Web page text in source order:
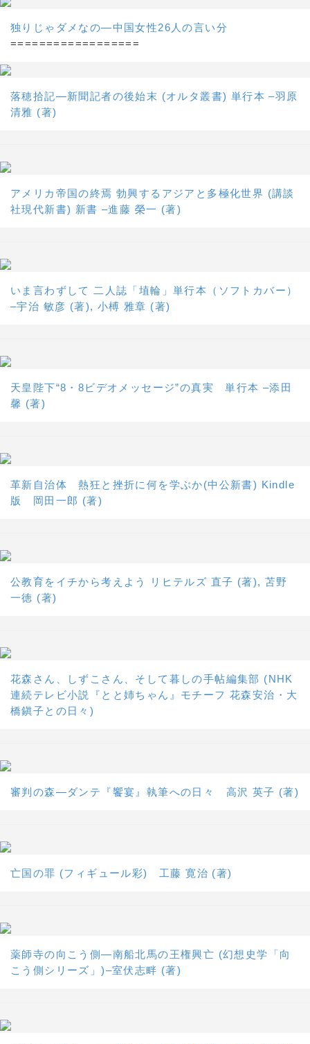
独りじゃダメなの―中国女性26人の言い分
==================
落穂拾記―新聞記者の後始末 (オルタ叢書) 単行本 –羽原
清雅 (著)
アメリカ帝国の終焉 勃興するアジアと多極化世界 (講談
社現代新書) 新書 –進藤 榮一 (著)
いま言わずして 二人誌「埴輪」単行本（ソフトカバー）
–宇治 敏彦 (著), 小榑 雅章 (著)
天皇陛下“8・8ビデオメッセージ”の真実 単行本 –添田
馨 (著)
革新自治体 熱狂と挫折に何を学ぶか(中公新書) Kindle
版 岡田一郎 (著)
公教育をイチから考えよう リヒテルズ 直子 (著), 苫野
一徳 (著)
花森さん、しずこさん、そして暮しの手帖編集部 (NHK
連続テレビ小説『とと姉ちゃん』モチーフ 花森安治・大
橋鎭子との日々)
審判の森―ダンテ『饗宴』執筆への日々 高沢 英子 (著)
亡国の罪 (フィギュール彩) 工藤 寛治 (著)
薬師寺の向こう側―南船北馬の王権興亡 (幻想史学「向
こう側シリーズ」)–室伏志畔 (著)